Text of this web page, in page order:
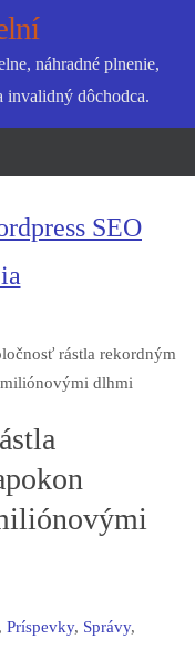
náhradné plnenie,
invalidný dôchodca.
SEO
rástla rekordným
dlhmi
Príspevky, Správy,